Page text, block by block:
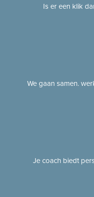
Is er een klik
We gaan samen.
Je coach biedt